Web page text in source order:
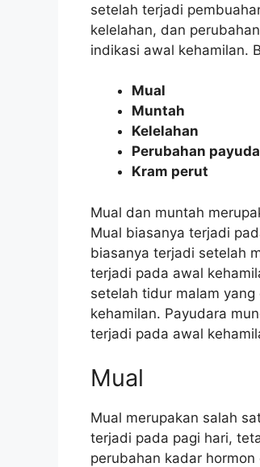
setelah terjadi
kelelahan, dan
indikasi awal kehamilan.
Mual
Muntah
Kelelahan
Perubahan
Kram perut
Mual dan muntah
Mual biasanya terjadi
biasanya terjadi setelah
terjadi pada awal
setelah tidur malam
kehamilan. Payudara
terjadi pada awal
Mual
Mual merupakan salah
terjadi pada pagi hari,
perubahan kadar